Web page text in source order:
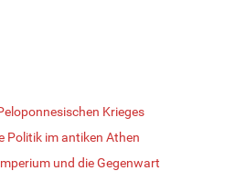
Krieges
Politik im antiken Athen
und die Gegenwart